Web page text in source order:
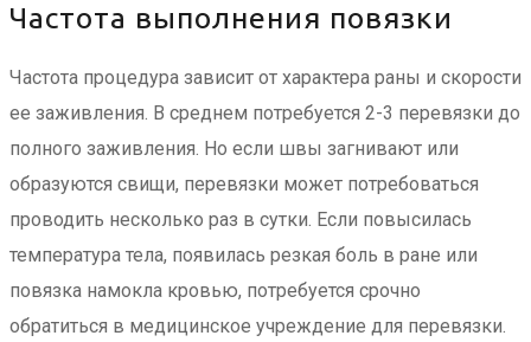
Частота выполнения повязки
Частота процедура зависит от характера раны и скорости
ее заживления. В среднем потребуется 2-3 перевязки до
полного заживления. Но если швы загнивают или
образуются свищи, перевязки может потребоваться
проводить несколько раз в сутки. Если повысилась
температура тела, появилась резкая боль в ране или
повязка намокла кровью, потребуется срочно
обратиться в медицинское учреждение для перевязки.